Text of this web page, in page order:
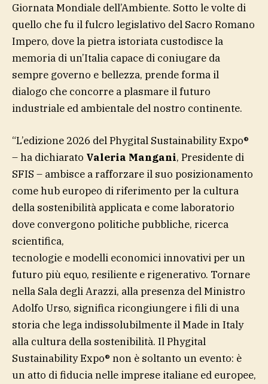
Giornata Mondiale dell’Ambiente. Sotto le volte di
quello che fu il fulcro legislativo del Sacro Romano
Impero, dove la pietra istoriata custodisce la
memoria di un’Italia capace di coniugare da
sempre governo e bellezza, prende forma il
dialogo che concorre a plasmare il futuro
industriale ed ambientale del nostro continente.
“L’edizione 2026 del Phygital Sustainability Expo®️
– ha dichiarato Valeria Mangani, Presidente di
SFIS – ambisce a rafforzare il suo posizionamento
come hub europeo di riferimento per la cultura
della sostenibilità applicata e come laboratorio
dove convergono politiche pubbliche, ricerca
scientifica,
tecnologie e modelli economici innovativi per un
futuro più equo, resiliente e rigenerativo. Tornare
nella Sala degli Arazzi, alla presenza del Ministro
Adolfo Urso, significa ricongiungere i fili di una
storia che lega indissolubilmente il Made in Italy
alla cultura della sostenibilità. Il Phygital
Sustainability Expo®️ non è soltanto un evento: è
un atto di fiducia nelle imprese italiane ed europee,